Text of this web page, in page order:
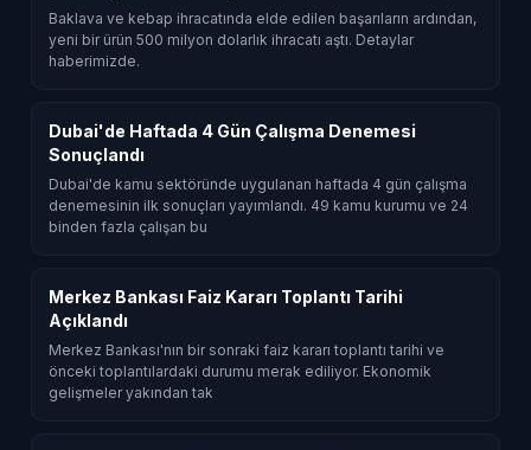
Baklava ve kebap ihracatında elde edilen başarıların ardından,
yeni bir ürün 500 milyon dolarlık ihracatı aştı. Detaylar
haberimizde.
Dubai'de Haftada 4 Gün Çalışma Denemesi
Sonuçlandı
Dubai'de kamu sektöründe uygulanan haftada 4 gün çalışma
denemesinin ilk sonuçları yayımlandı. 49 kamu kurumu ve 24
binden fazla çalışan bu
Merkez Bankası Faiz Kararı Toplantı Tarihi
Açıklandı
Merkez Bankası'nın bir sonraki faiz kararı toplantı tarihi ve
önceki toplantılardaki durumu merak ediliyor. Ekonomik
gelişmeler yakından tak